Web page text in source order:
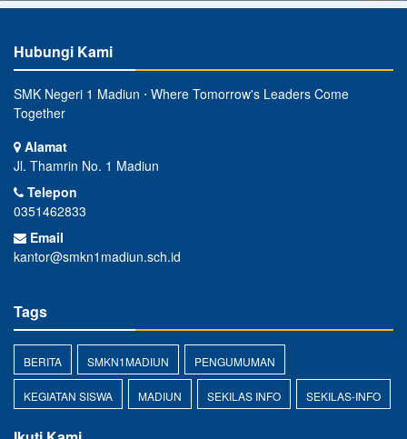
Hubungi Kami
SMK Negeri 1 Madiun ⋅ Where Tomorrow's Leaders Come
Together
Alamat
Jl. Thamrin No. 1 Madiun
Telepon
0351462833
Email
kantor@smkn1madiun.sch.id
Tags
BERITA SMKN1MADIUN PENGUMUMAN
KEGIATAN SISWA MADIUN SEKILAS INFO SEKILAS-INFO